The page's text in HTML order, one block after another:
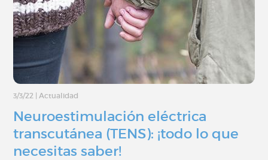
3/3/22 Actualidad
Neuroestimulación eléctrica
transcutánea (TENS): ¡todo lo que
necesitas saber!